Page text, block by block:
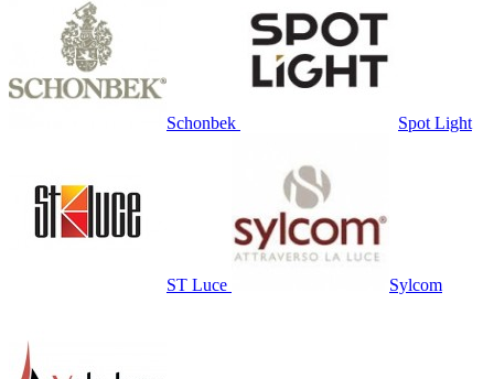
Schonbek Spot Light
ST Luce Sylcom